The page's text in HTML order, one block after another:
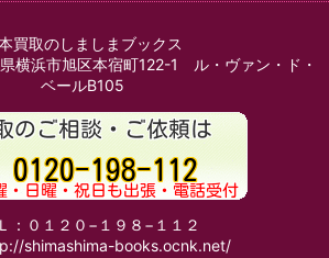
買取のしましまブックス
横浜市旭区本宿町122-1 ル・ヴァン・ド・
ベールB105
：０１２０−１９８−１１２
shimashima-books.ocnk.net/